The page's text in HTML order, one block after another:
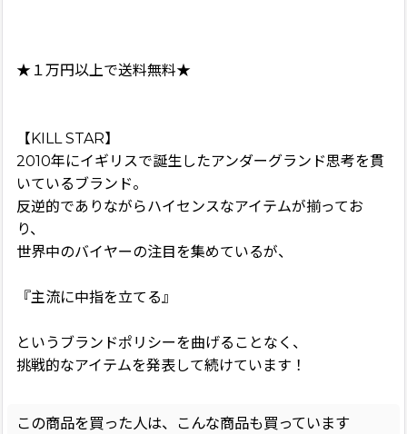
★１万円以上で送料無料★
【KILL STAR】
2010年にイギリスで誕生したアンダーグランド思考を貫
いているブランド。
反逆的でありながらハイセンスなアイテムが揃ってお
り、
世界中のバイヤーの注目を集めているが、
『主流に中指を立てる』
というブランドポリシーを曲げることなく、
挑戦的なアイテムを発表して続けています！
この商品を買った人は、こんな商品も買っています